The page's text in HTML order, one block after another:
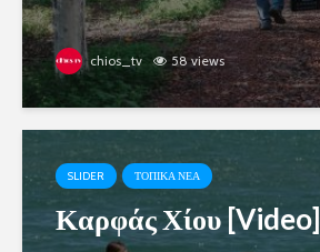
chios_tv 58 views
SLIDER ΤΟΠΙΚΑ ΝΕΑ
Καρφάς Χίου [Video]